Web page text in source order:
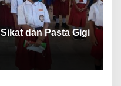
dan Pasta Gigi